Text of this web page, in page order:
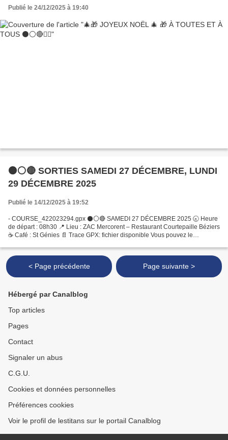
Publié le 24/12/2025 à 19:40
⚫⚪🔴 SORTIES SAMEDI 27 DÉCEMBRE, LUNDI
29 DÉCEMBRE 2025
Publié le 14/12/2025 à 19:52
- COURSE_422023294.gpx ⚫️⚪️🔴 SAMEDI 27 DÉCEMBRE 2025 🕣 Heure
de départ : 08h30 📍 Lieu : ZAC Mercorent – Restaurant Courtepaille Béziers
☕️ Café : St Génies 📄 Trace GPX: fichier disponible Vous pouvez le
< Page précédente Page suivante >
Hébergé par Canalblog
Top articles
Pages
Contact
Signaler un abus
C.G.U.
Cookies et données personnelles
Préférences cookies
Voir le profil de lestitans sur le portail Canalblog